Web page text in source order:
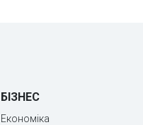
БІЗНЕС
Економіка